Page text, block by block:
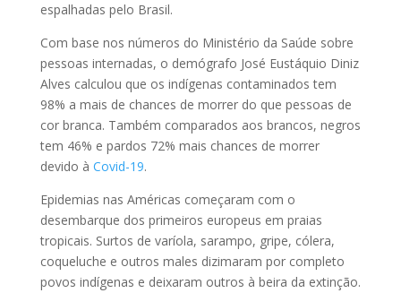
espalhadas pelo Brasil.
Com base nos números do Ministério da Saúde sobre
pessoas internadas, o demógrafo José Eustáquio Diniz
Alves calculou que os indígenas contaminados tem
98% a mais de chances de morrer do que pessoas de
cor branca. Também comparados aos brancos, negros
tem 46% e pardos 72% mais chances de morrer
devido à Covid-19.
Epidemias nas Américas começaram com o
desembarque dos primeiros europeus em praias
tropicais. Surtos de varíola, sarampo, gripe, cólera,
coqueluche e outros males dizimaram por completo
povos indígenas e deixaram outros à beira da extinção.